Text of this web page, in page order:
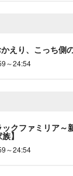
えり、こっち側
～24:54
クファミリア～
】
～24:54